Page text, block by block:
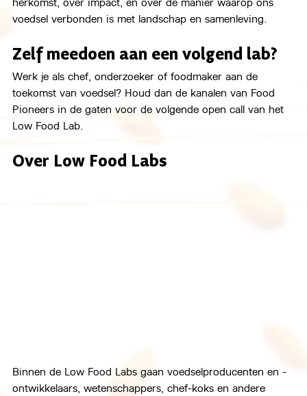
herkomst, over impact, en over de manier waarop ons
voedsel verbonden is met landschap en samenleving.
Zelf meedoen aan een volgend lab?
Werk je als chef, onderzoeker of foodmaker aan de
toekomst van voedsel? Houd dan de kanalen van Food
Pioneers in de gaten voor de volgende open call van het
Low Food Lab.
Over Low Food Labs
Binnen de Low Food Labs gaan voedselproducenten en -
ontwikkelaars, wetenschappers, chef-koks en andere